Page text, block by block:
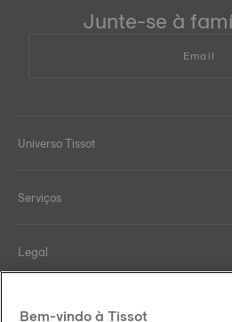
Junte-se à
Email
Universo Tissot
Serviços
Legal
Help and contacts
Bem-vindo à Tissot